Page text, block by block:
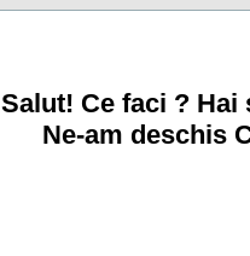
Salut! Ce faci ? Hai
Ne-am deschis